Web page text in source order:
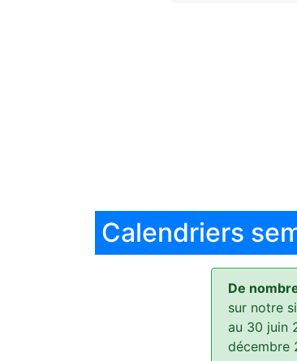
Calendriers
De
sur notre
au 30 juin
décembre